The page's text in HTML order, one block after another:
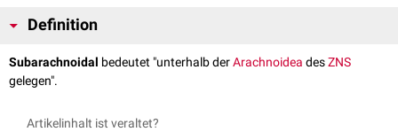
Definition
Subarachnoidal bedeutet "unterhalb derArachnoidea desZNS
gelegen".
Artikelinhalt ist veraltet?